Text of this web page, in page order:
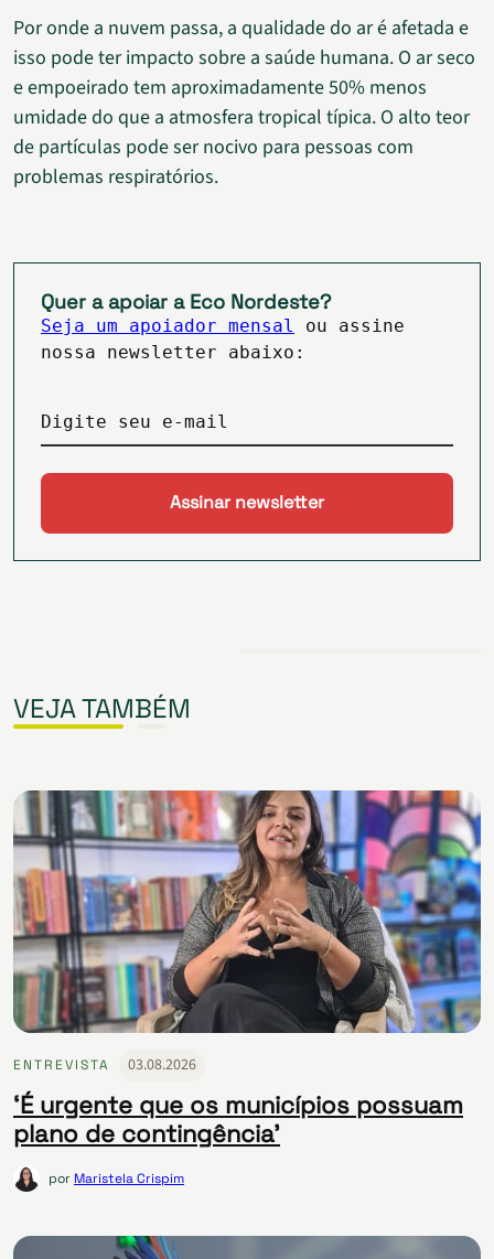
Por onde a nuvem passa, a qualidade do ar é afetada e
isso pode ter impacto sobre a saúde humana. O ar seco
e empoeirado tem aproximadamente 50% menos
umidade do que a atmosfera tropical típica. O alto teor
de partículas pode ser nocivo para pessoas com
problemas respiratórios.
Quer a apoiar a Eco Nordeste?
Seja um apoiador mensal
ou assine
nossa newsletter abaixo:
Digite seu e-mail
VEJA TAMBÉM
ENTREVISTA 03.08.2026
‘É urgente que os municípios possuam
plano de contingência’
por Maristela Crispim